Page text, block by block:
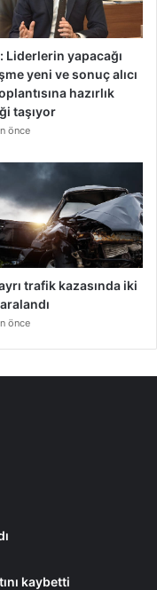
Liderlerin yapacağı
yeni ve sonuç alıcı
hazırlık
taşıyor
önce
trafik kazasında iki
önce
kaybetti